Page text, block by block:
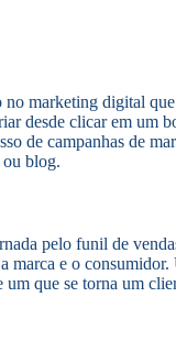
marketing digital
desde clicar em um
de campanhas de
ou blog.
pelo funil de
marca e o
que se torna um